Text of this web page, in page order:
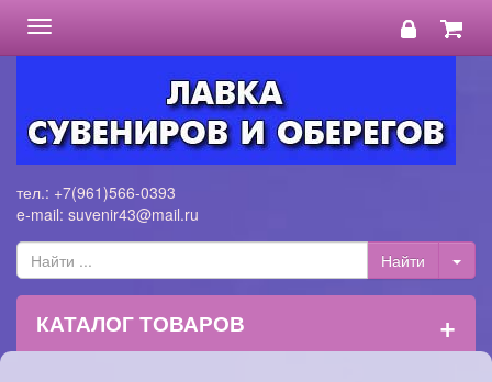
Toggle
navigation
тел.: +7(961)566-0393
e-mail: suvenir43@mail.ru
КАТАЛОГ ТОВАРОВ +